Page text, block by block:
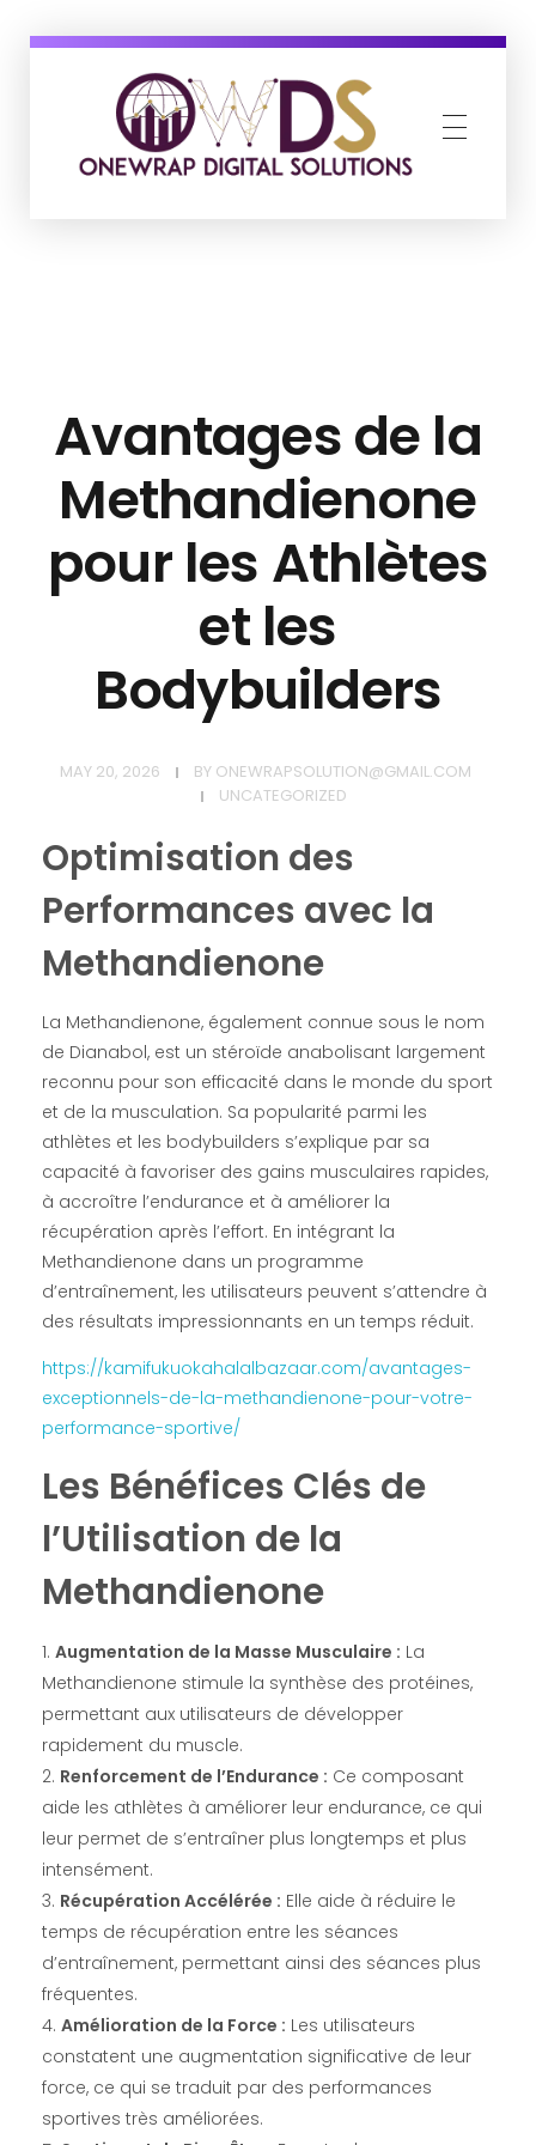
Avantages de la
Methandienone
pour les Athlètes
et les
Bodybuilders
MAY 20, 2026 BY ONEWRAPSOLUTION@GMAIL.COM
UNCATEGORIZED
Optimisation des
Performances avec la
Methandienone
La Methandienone, également connue sous le nom
de Dianabol, est un stéroïde anabolisant largement
reconnu pour son efficacité dans le monde du sport
et de la musculation. Sa popularité parmi les
athlètes et les bodybuilders s’explique par sa
capacité à favoriser des gains musculaires rapides,
à accroître l’endurance et à améliorer la
récupération après l’effort. En intégrant la
Methandienone dans un programme
d’entraînement, les utilisateurs peuvent s’attendre à
des résultats impressionnants en un temps réduit.
https://kamifukuokahalalbazaar.com/avantages-
exceptionnels-de-la-methandienone-pour-votre-
performance-sportive/
Les Bénéfices Clés de
l’Utilisation de la
Methandienone
Augmentation de la Masse Musculaire : La
Methandienone stimule la synthèse des protéines,
permettant aux utilisateurs de développer
rapidement du muscle.
Renforcement de l’Endurance : Ce composant
aide les athlètes à améliorer leur endurance, ce qui
leur permet de s’entraîner plus longtemps et plus
intensément.
Récupération Accélérée : Elle aide à réduire le
temps de récupération entre les séances
d’entraînement, permettant ainsi des séances plus
fréquentes.
Amélioration de la Force : Les utilisateurs
constatent une augmentation significative de leur
force, ce qui se traduit par des performances
sportives très améliorées.